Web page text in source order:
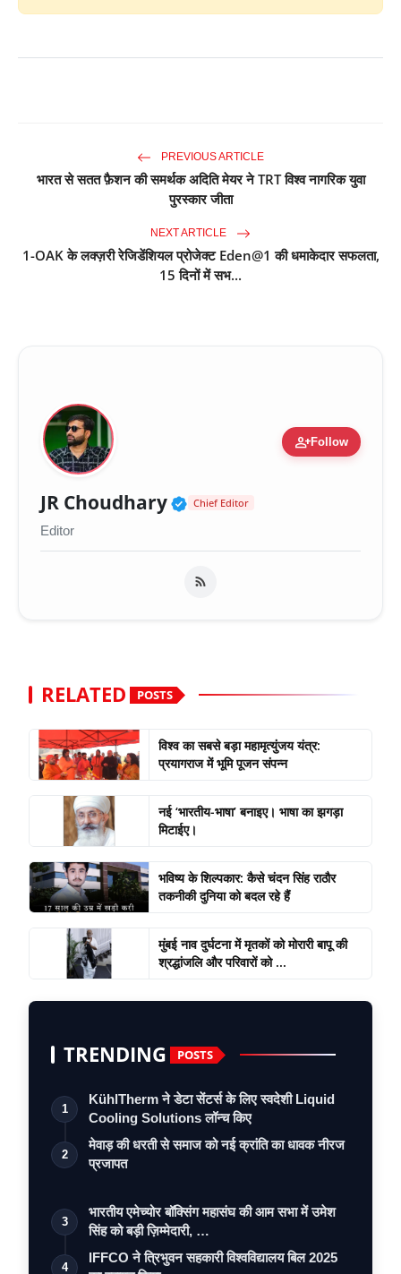
PREVIOUS ARTICLE
भारत से सतत फ़ैशन की समर्थक अदिति मेयर ने TRT विश्व नागरिक युवा
पुरस्कार जीता
NEXT ARTICLE
1-OAK के लक्ज़री रेजिडेंशियल प्रोजेक्ट Eden@1 की धमाकेदार सफलता,
15 दिनों में सभ...
person_addFollow
JR Choudhary Verified Public Figure
Chief Editor
Editor
RELATED POSTS
विश्व का सबसे बड़ा महामृत्युंजय यंत्र:
प्रयागराज में भूमि पूजन संपन्न
नई ‘भारतीय-भाषा’ बनाइए। भाषा का झगड़ा
मिटाईए।
भविष्य के शिल्पकार: कैसे चंदन सिंह राठौर
तकनीकी दुनिया को बदल रहे हैं
मुंबई नाव दुर्घटना में मृतकों को मोरारी बापू की
श्रद्धांजलि और परिवारों को ...
TRENDING POSTS
1
KühlTherm ने डेटा सेंटर्स के लिए स्वदेशी Liquid
Cooling Solutions लॉन्च किए
2
मेवाड़ की धरती से समाज को नई क्रांति का धावक नीरज
प्रजापत
3
भारतीय एमेच्योर बॉक्सिंग महासंघ की आम सभा में उमेश
सिंह को बड़ी ज़िम्मेदारी, …
4
IFFCO ने त्रिभुवन सहकारी विश्वविद्यालय बिल 2025